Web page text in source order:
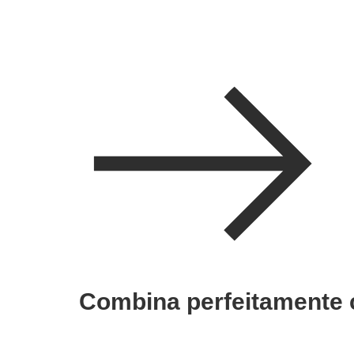
Combina perfeitamente